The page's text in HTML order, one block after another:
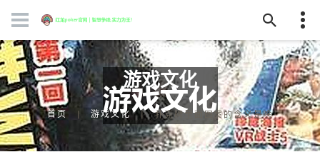
游戏文化
首页 游戏文化 扑克牌里面图案的含义是啥